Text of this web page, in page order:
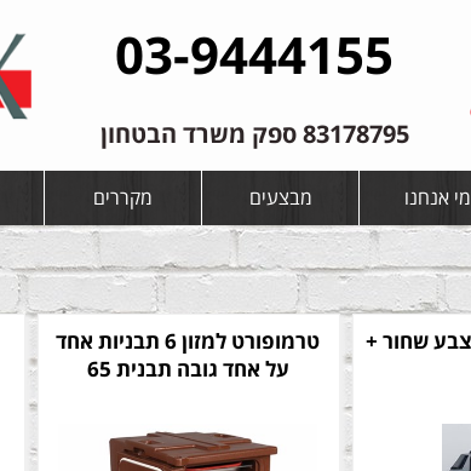
03-9444155
83178795 ספק משרד הבטחון
מי אנחנו מבצעים מקררים
ליטר צבע שחור +
טרמופורט למזון 6 תבניות אחד
על אחד גובה תבנית 65